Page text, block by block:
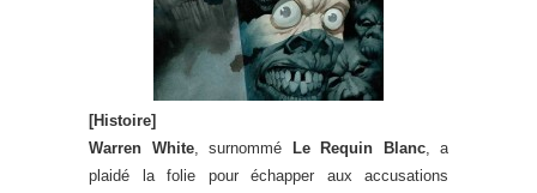
[Histoire]
Warren White, surnommé Le Requin Blanc, a
plaidé la folie pour échapper aux accusations